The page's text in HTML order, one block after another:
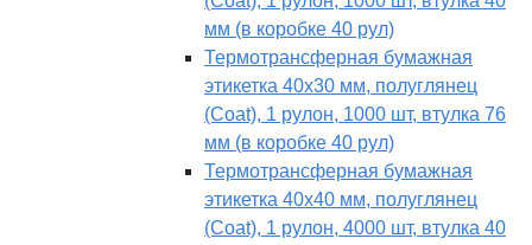
мм (в коробке 40 рул)
Термотрансферная бумажная
этикетка 40х30 мм, полуглянец
(Coat), 1 рулон, 1000 шт, втулка 76
мм (в коробке 40 рул)
Термотрансферная бумажная
этикетка 40х40 мм, полуглянец
(Coat), 1 рулон, 4000 шт, втулка 40